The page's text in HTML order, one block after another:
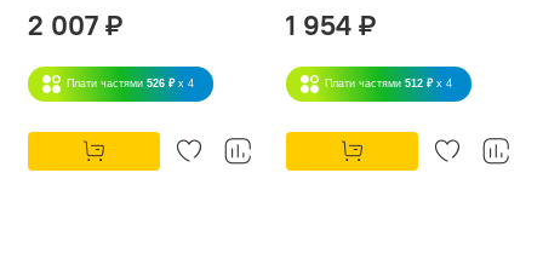
2 007 ₽
Плати частями 526 ₽ x 4
1 954 ₽
Плати частями 512 ₽ x 4